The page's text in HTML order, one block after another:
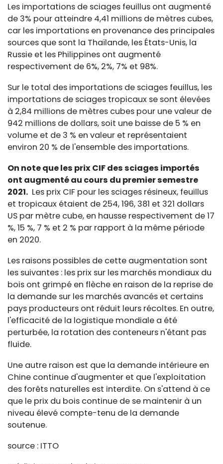
Les importations de sciages feuillus ont augmenté
de 3% pour atteindre 4,41 millions de mètres cubes,
car les importations en provenance des principales
sources que sont la Thaïlande, les États-Unis, la
Russie et les Philippines ont augmenté
respectivement de 6%, 2%, 7% et 98%.
Sur le total des importations de sciages feuillus, les
importations de sciages tropicaux se sont élevées
à 2,84 millions de mètres cubes pour une valeur de
942 millions de dollars, soit une baisse de 5 % en
volume et de 3 % en valeur et représentaient
environ 20 % de l'ensemble des importations.
On note que les prix CIF des sciages importés
ont augmenté au cours du premier semestre
2021. Les prix CIF pour les sciages résineux, feuillus
et tropicaux étaient de 254, 196, 381 et 321 dollars
US par mètre cube, en hausse respectivement de 17
%, 15 %, 7 % et 2 % par rapport à la même période
en 2020.
Les raisons possibles de cette augmentation sont
les suivantes : les prix sur les marchés mondiaux du
bois ont grimpé en flèche en raison de la reprise de
la demande sur les marchés avancés et certains
pays producteurs ont réduit leurs récoltes. En outre,
l'efficacité de la logistique mondiale a été
perturbée, la rotation des conteneurs n'étant pas
fluide.
Une autre raison est que la demande intérieure en
Chine continue d'augmenter et que l'exploitation
des forêts naturelles est interdite. On s'attend à ce
que le prix du bois continue de se maintenir à un
niveau élevé compte-tenu de la demande
soutenue.
source : ITTO